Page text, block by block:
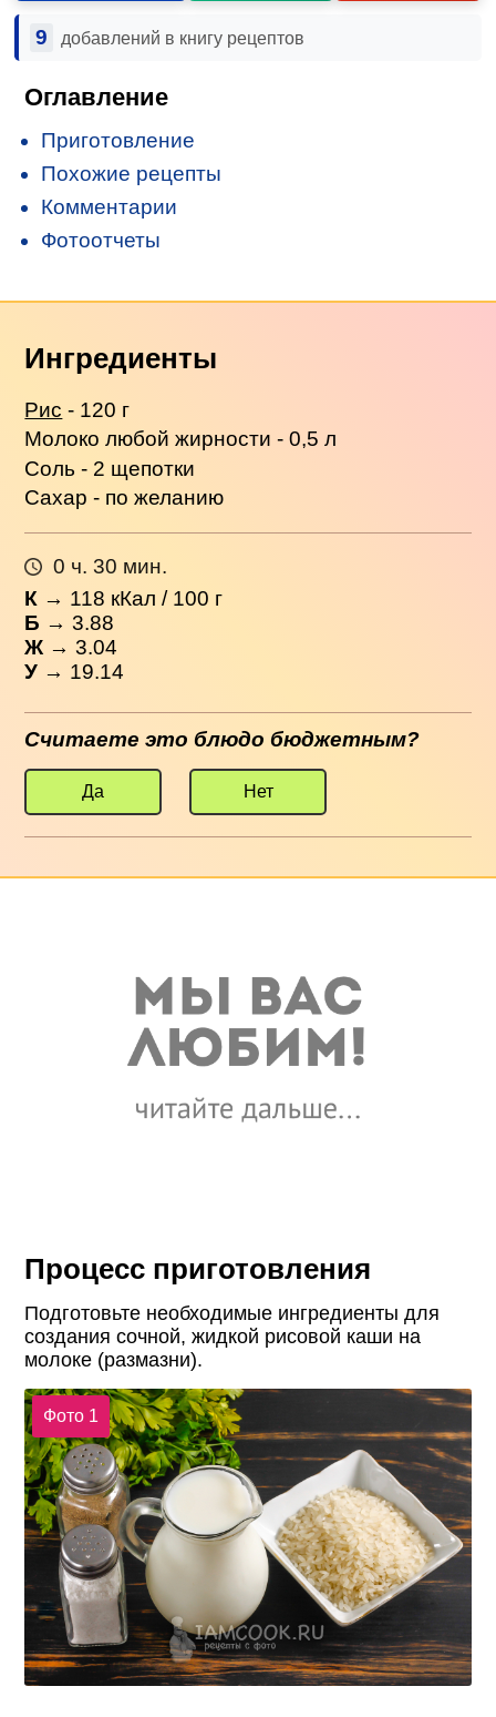
9 добавлений в книгу рецептов
Оглавление
Приготовление
Похожие рецепты
Комментарии
Фотоотчеты
Ингредиенты
Рис - 120 г
Молоко любой жирности - 0,5 л
Соль - 2 щепотки
Сахар - по желанию
0 ч. 30 мин.
К → 118 кКал / 100 г
Б → 3.88
Ж → 3.04
У → 19.14
Считаете это блюдо бюджетным?
Да Нет
Процесс приготовления
Подготовьте необходимые ингредиенты для
создания сочной, жидкой рисовой каши на
молоке (размазни).
Фото 1